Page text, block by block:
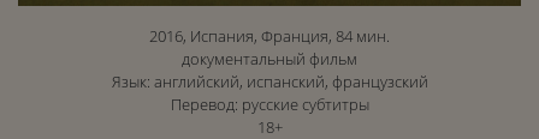
2016, Испания, Франция, 84 мин.
документальный фильм
Язык: английский, испанский, французский
Перевод: русские субтитры
18+